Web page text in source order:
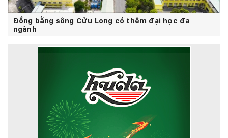
Đồng bằng sông Cửu Long có thêm đại học đa
ngành